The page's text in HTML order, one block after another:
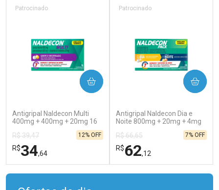
Antigripal Naldecon Multi
400mg + 400mg + 20mg 16
Patrocinado
R$ 39,47
R$34,64
12% OFF
COMPRAR
Antigripal Naldecon Dia e
Noite 800mg + 20mg + 4mg
Patrocinado
R$ 66,65
R$62,12
7% OFF
COMPRAR